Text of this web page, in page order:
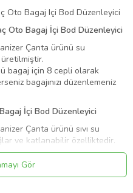
Oto Bagaj Içi Bod Düzenleyici
Oto Bagaj İçi Bod Düzenleyici
Çanta ürünü su
bagaj için 8 cepli olarak
bagajınızı düzenlemeniz
İçi Bod Düzenleyici
Çanta ürünü sıvı su
ve katlanabilir özelliktedir.
kumaşı kir tutmaz ıslak
yere götürebilirsiniz.
Gör